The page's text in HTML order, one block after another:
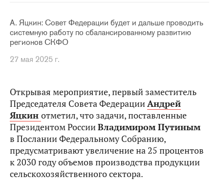
А. Яцкин: Совет Федерации будет и дальше проводить
системную работу по сбалансированному развитию
регионов СКФО
27 мая 2025 г.
Открывая мероприятие, первый заместитель
Председателя Совета ФедерацииАндрей
Яцкин отметил, что задачи, поставленные
Президентом РоссииВладимиром Путиным
в Послании Федеральному Собранию,
предусматривают увеличение на 25 процентов
к 2030 году объемов производства продукции
сельскохозяйственного сектора.